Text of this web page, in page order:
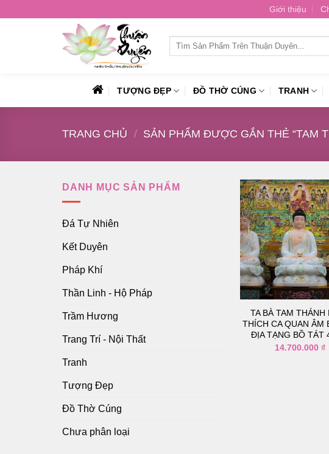
Giới thiệu
Tìm
TƯỢNG ĐẸP ĐỒ THỜ CÚNG TRANH
TRANG CHỦ / SẢN PHẨM ĐƯỢC GẮN THẺ “TAM
DANH MỤC SẢN PHẨM
Đá Tự Nhiên
Kết Duyên
Pháp Khí
Thần Linh - Hộ Pháp
Trầm Hương
Trang Trí - Nội Thất
Tranh
Tượng Đẹp
Đồ Thờ Cúng
Chưa phân loại
TA BÀ TAM THÁNH
THÍCH CA QUAN ÂM
ĐỊA TẠNG BỒ TÁT
14.700.000 ₫